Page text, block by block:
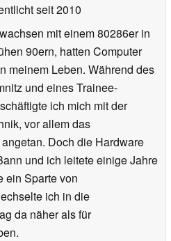
seit 2010
mit einem 80286er in
90ern, hatten Computer
meinem Leben. Während des
und eines Trainee-
ich mich mit der
vor allem das
Doch die Hardware
und ich leitete einige Jahre
ein Sparte von
ich in die
da näher als für